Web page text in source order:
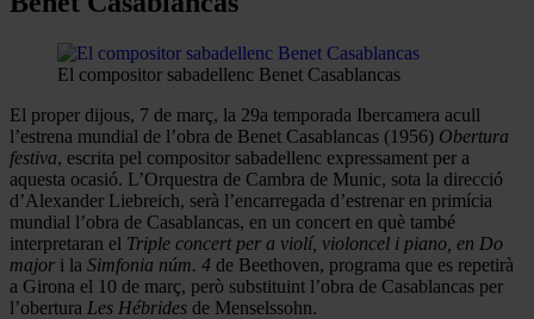
El compositor sabadellenc Benet Casablancas
El proper dijous, 7 de març, la 29a temporada Ibercamera acull
l’estrena mundial de l’obra de Benet Casablancas (1956) Obertura
festiva, escrita pel compositor sabadellenc expressament per a
aquesta ocasió. L’Orquestra de Cambra de Munic, sota la direcció
d’Alexander Liebreich, serà l’encarregada d’estrenar en primícia
mundial l’obra de Casablancas, en un concert en què també
interpretaran el Triple concert per a violí, violoncel i piano, en Do
major i la Simfonia núm. 4 de Beethoven, programa que es repetirà
a Girona el 10 de març, però substituint l’obra de Casablancas per
l’obertura Les Hébrides de Menselssohn.